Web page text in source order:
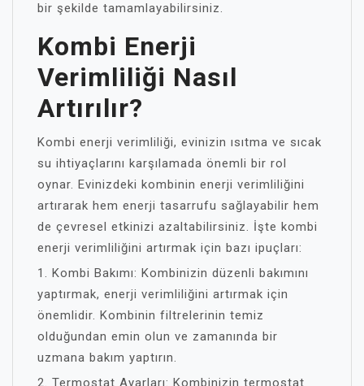
bir şekilde tamamlayabilirsiniz.
Kombi Enerji
Verimliliği Nasıl
Artırılır?
Kombi enerji verimliliği, evinizin ısıtma ve sıcak
su ihtiyaçlarını karşılamada önemli bir rol
oynar. Evinizdeki kombinin enerji verimliliğini
artırarak hem enerji tasarrufu sağlayabilir hem
de çevresel etkinizi azaltabilirsiniz. İşte kombi
enerji verimliliğini artırmak için bazı ipuçları:
1. Kombi Bakımı: Kombinizin düzenli bakımını
yaptırmak, enerji verimliliğini artırmak için
önemlidir. Kombinin filtrelerinin temiz
olduğundan emin olun ve zamanında bir
uzmana bakım yaptırın.
2. Termostat Ayarları: Kombinizin termostat